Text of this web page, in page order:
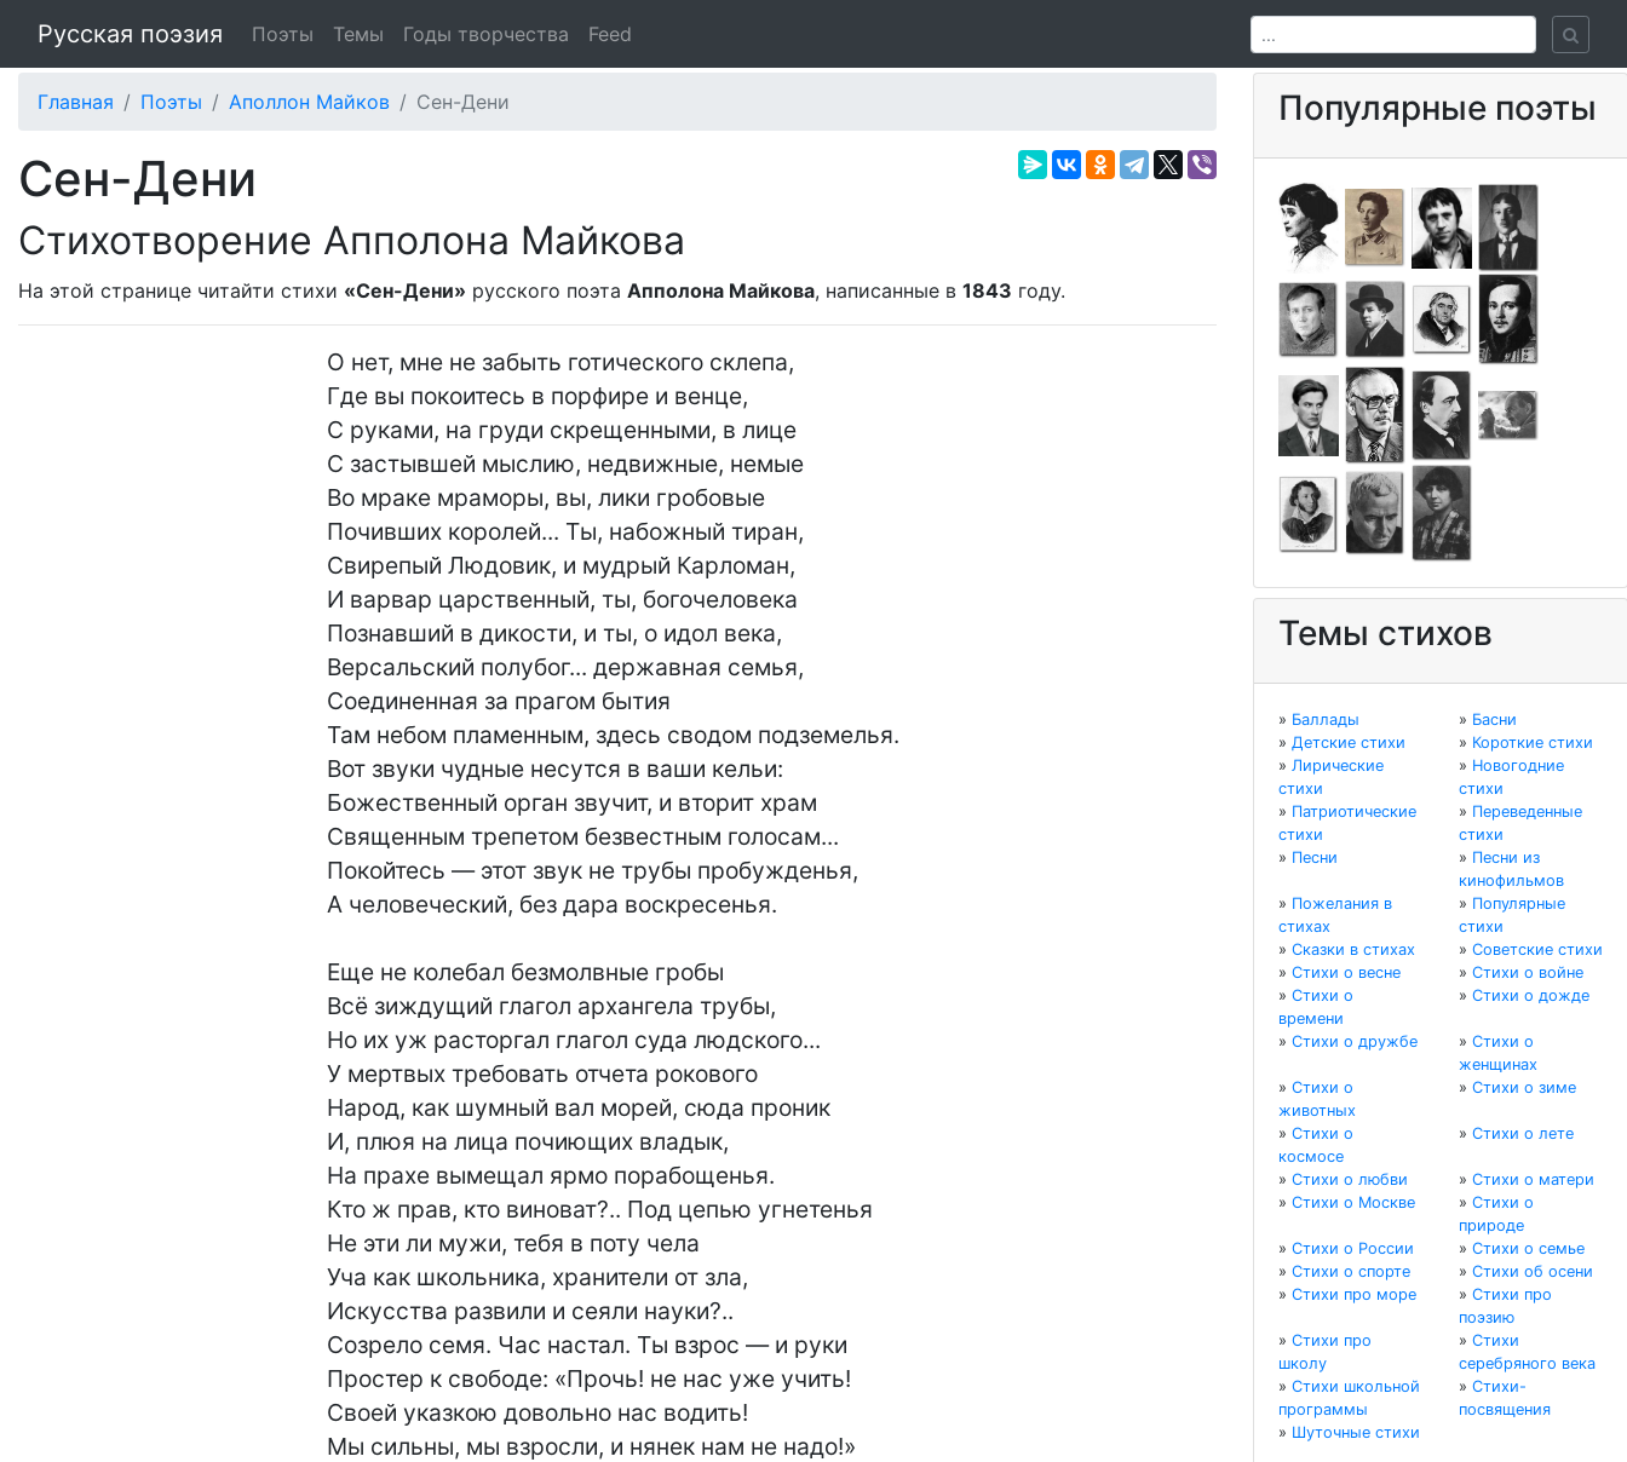
Русская поэзия Поэты Темы Годы творчества Feed
Главная Поэты Аполлон Майков Сен-Дени
Сен-Дени
Стихотворение Апполона Майкова
На этой странице читайти стихи «Сен-Дени» русского поэта Апполона Майкова, написанные в 1843 году.
О нет, мне не забыть готического склепа,
Где вы покоитесь в порфире и венце,
С руками, на груди скрещенными, в лице
С застывшей мыслию, недвижные, немые
Во мраке мраморы, вы, лики гробовые
Почивших королей... Ты, набожный тиран,
Свирепый Людовик, и мудрый Карломан,
И варвар царственный, ты, богочеловека
Познавший в дикости, и ты, о идол века,
Версальский полубог... державная семья,
Соединенная за прагом бытия
Там небом пламенным, здесь сводом подземелья.
Вот звуки чудные несутся в ваши кельи:
Божественный орган звучит, и вторит храм
Священным трепетом безвестным голосам...
Покойтесь — этот звук не трубы пробужденья,
А человеческий, без дара воскресенья.
Еще не колебал безмолвные гробы
Всё зиждущий глагол архангела трубы,
Но их уж расторгал глагол суда людского...
У мертвых требовать отчета рокового
Народ, как шумный вал морей, сюда проник
И, плюя на лица почиющих владык,
На прахе вымещал ярмо порабощенья.
Кто ж прав, кто виноват?.. Под цепью угнетенья
Не эти ли мужи, тебя в поту чела
Уча как школьника, хранители от зла,
Искусства развили и сеяли науки?..
Созрело семя. Час настал. Ты взрос — и руки
Простер к свободе: «Прочь! не нас уже учить!
Своей указкою довольно нас водить!
Мы сильны, мы взросли, и нянек нам не надо!»
Популярные поэты
Темы стихов
» Баллады » Басни
» Детские стихи » Короткие стихи
» Лирические
стихи
» Новогодние
стихи
» Патриотические
стихи
» Переведенные
стихи
» Песни » Песни из
кинофильмов
» Пожелания в
стихах
» Популярные
стихи
» Сказки в стихах » Советские стихи
» Стихи о весне » Стихи о войне
» Стихи о
времени
» Стихи о дожде
» Стихи о дружбе » Стихи о
женщинах
» Стихи о
животных
» Стихи о зиме
» Стихи о
космосе
» Стихи о лете
» Стихи о любви » Стихи о матери
» Стихи о Москве » Стихи о
природе
» Стихи о России » Стихи о семье
» Стихи о спорте » Стихи об осени
» Стихи про море » Стихи про
поэзию
» Стихи про
школу
» Стихи
серебряного века
» Стихи школьной
программы
» Стихи-
посвящения
» Шуточные стихи